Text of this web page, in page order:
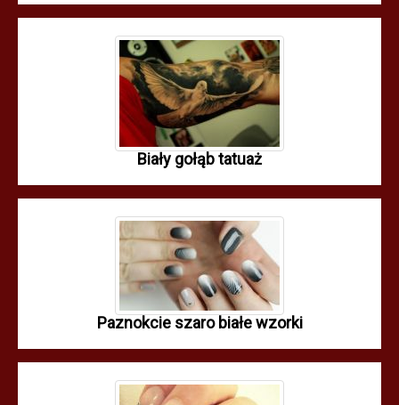
Biały gołąb tatuaż
Paznokcie szaro białe wzorki